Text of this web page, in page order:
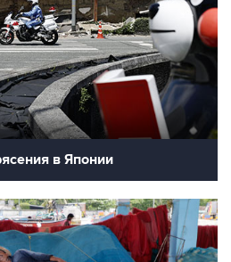
в Японии